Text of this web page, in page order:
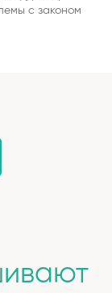
с законом